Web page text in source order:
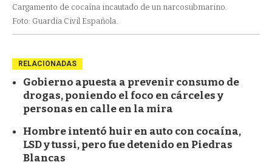
Cargamento de cocaína incautado de un narcosubmarino.
Foto: Guardia Civil Española.
RELACIONADAS
Gobierno apuesta a prevenir consumo de
drogas, poniendo el foco en cárceles y
personas en calle en la mira
Hombre intentó huir en auto con cocaína,
LSD y tussi, pero fue detenido en Piedras
Blancas